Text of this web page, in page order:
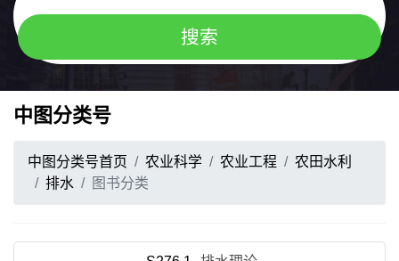
中图分类号
中图分类号首页 农业科学 农业工程
农田水利
排水
图书分类